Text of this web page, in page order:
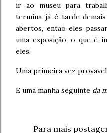
ir ao museu para
termina já é tarde
abertos, então eles
uma exposição, o que é
eles.
Uma primeira vez
E uma manhã seguinte da
Para mais